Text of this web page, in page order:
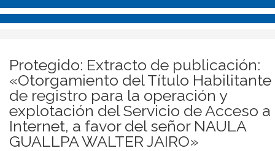
Protegido: Extracto de publicación:
«Otorgamiento del Título Habilitante
de registro para la operación y
explotación del Servicio de Acceso a
Internet, a favor del señor NAULA
GUALLPA WALTER JAIRO»